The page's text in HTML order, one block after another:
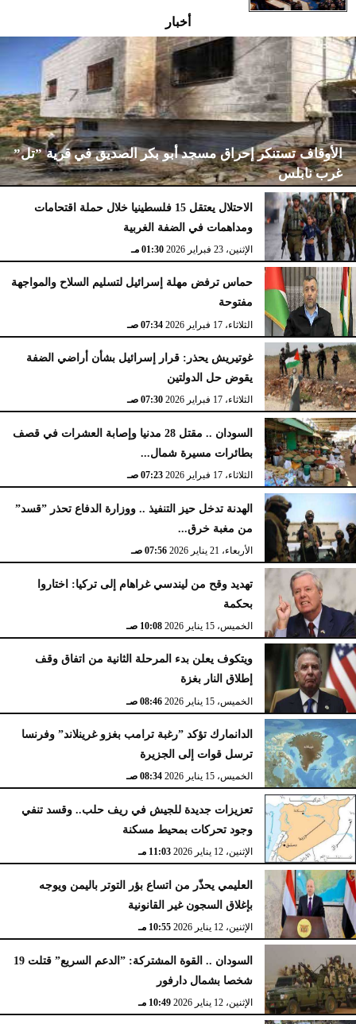
أخبار
الأوقاف تستنكر إحراق مسجد أبو بكر الصديق في قرية ”تل”
غرب نابلس
الإثنين، 23 فبراير 2026 02:15 مـ
الاحتلال يعتقل 15 فلسطينيا خلال حملة اقتحامات
ومداهمات في الضفة الغربية
الإثنين، 23 فبراير 2026 01:30 مـ
حماس ترفض مهلة إسرائيل لتسليم السلاح والمواجهة
مفتوحة
الثلاثاء، 17 فبراير 2026 07:34 صـ
غوتيريش يحذر: قرار إسرائيل بشأن أراضي الضفة
يقوض حل الدولتين
الثلاثاء، 17 فبراير 2026 07:30 صـ
السودان .. مقتل 28 مدنيا وإصابة العشرات في قصف
بطائرات مسيرة شمال...
الثلاثاء، 17 فبراير 2026 07:23 صـ
الهدنة تدخل حيز التنفيذ .. ووزارة الدفاع تحذر ”قسد”
من مغبة خرق...
الأربعاء، 21 يناير 2026 07:56 صـ
تهديد وقح من ليندسي غراهام إلى تركيا: اختاروا
بحكمة
الخميس، 15 يناير 2026 10:08 صـ
ويتكوف يعلن بدء المرحلة الثانية من اتفاق وقف
إطلاق النار بغزة
الخميس، 15 يناير 2026 08:46 صـ
الدانمارك تؤكد ”رغبة ترامب بغزو غرينلاند” وفرنسا
ترسل قوات إلى الجزيرة
الخميس، 15 يناير 2026 08:34 صـ
تعزيزات جديدة للجيش في ريف حلب.. وقسد تنفي
وجود تحركات بمحيط مسكنة
الإثنين، 12 يناير 2026 11:03 مـ
العليمي يحذّر من اتساع بؤر التوتر باليمن ويوجه
بإغلاق السجون غير القانونية
الإثنين، 12 يناير 2026 10:55 مـ
السودان .. القوة المشتركة: ”الدعم السريع” قتلت 19
شخصا بشمال دارفور
الإثنين، 12 يناير 2026 10:49 مـ